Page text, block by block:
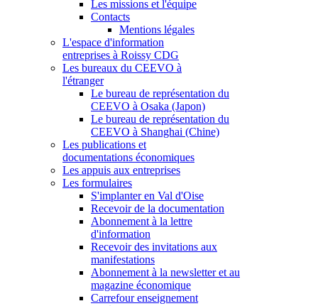
Les missions et l'équipe
Contacts
Mentions légales
L'espace d'information
entreprises à Roissy CDG
Les bureaux du CEEVO à
l'étranger
Le bureau de représentation du
CEEVO à Osaka (Japon)
Le bureau de représentation du
CEEVO à Shanghai (Chine)
Les publications et
documentations économiques
Les appuis aux entreprises
Les formulaires
S'implanter en Val d'Oise
Recevoir de la documentation
Abonnement à la lettre
d'information
Recevoir des invitations aux
manifestations
Abonnement à la newsletter et au
magazine économique
Carrefour enseignement